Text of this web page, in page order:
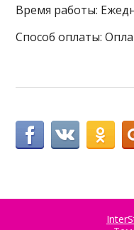
Время работы:
Способ оплаты: